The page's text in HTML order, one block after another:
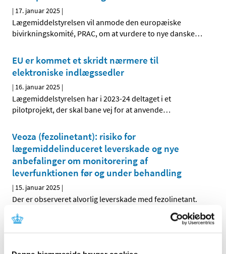
| 17. januar 2025 |
Lægemiddelstyrelsen vil anmode den europæiske
bivirkningskomité, PRAC, om at vurdere to nye danske…
EU er kommet et skridt nærmere til
elektroniske indlægssedler
| 16. januar 2025 |
Lægemiddelstyrelsen har i 2023-24 deltaget i et
pilotprojekt, der skal bane vej for at anvende…
Veoza (fezolinetant): risiko for
lægemiddelinduceret leverskade og nye
anbefalinger om monitorering af
leverfunktionen før og under behandling
| 15. januar 2025 |
Der er observeret alvorlig leverskade med fezolinetant.
Opfordring til ansøgninger om
lægemidler